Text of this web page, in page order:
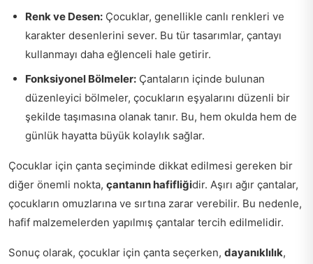
Renk ve Desen: Çocuklar, genellikle canlı renkleri ve
karakter desenlerini sever. Bu tür tasarımlar, çantayı
kullanmayı daha eğlenceli hale getirir.
Fonksiyonel Bölmeler: Çantaların içinde bulunan
düzenleyici bölmeler, çocukların eşyalarını düzenli bir
şekilde taşımasına olanak tanır. Bu, hem okulda hem de
günlük hayatta büyük kolaylık sağlar.
Çocuklar için çanta seçiminde dikkat edilmesi gereken bir
diğer önemli nokta, çantanın hafifliğidir. Aşırı ağır çantalar,
çocukların omuzlarına ve sırtına zarar verebilir. Bu nedenle,
hafif malzemelerden yapılmış çantalar tercih edilmelidir.
Sonuç olarak, çocuklar için çanta seçerken, dayanıklılık,